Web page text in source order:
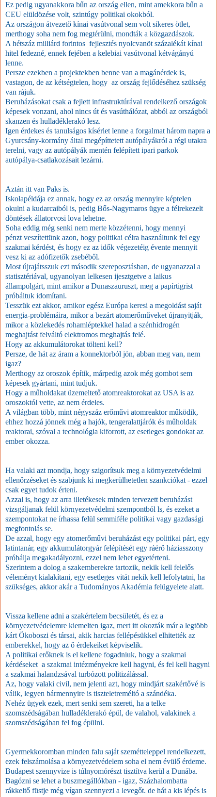
Ez pedig ugyanakkora bűn az ország ellen, mint amekkora bűn a
CEU elüldözése volt, szintúgy politikai okokból.
Az országon átvezető kínai vasútvonal sem volt sikeres ötlet,
merthogy soha nem fog megtérülni, mondták a közgazdászok.
A hétszáz milliárd forintos fejlesztés nyolcvanöt százalékát kínai
hitel fedezné, ennek fejében a kelebiai vasútvonal kétvágányú
lenne.
Persze ezekben a projektekben benne van a magánérdek is,
vastagon, de az kétségtelen, hogy az ország fejlődéséhez szükség
van rájuk.
Beruházásokat csak a fejlett infrastruktúrával rendelkező országok
képesek vonzani, ahol nincs út és vasúthálózat, abból az országból
skanzen és hulladéklerakó lesz.
Igen érdekes és tanulságos kísérlet lenne a forgalmat három napra a
Gyurcsány-kormány által megépíttetett autópályákról a régi utakra
terelni, vagy az autópályák mentén felépített ipari parkok
autópálya-csatlakozásait lezárni.
Aztán itt van Paks is.
Iskolapéldája ez annak, hogy ez az ország mennyire képtelen
okulni a kudarcaiból is, pedig Bős-Nagymaros ügye a félrekezelt
döntések állatorvosi lova lehetne.
Soha eddig még senki nem merte közzétenni, hogy mennyi
pénzt veszítettünk azon, hogy politikai célra használtunk fel egy
szakmai kérdést, és hogy ez az idők végezetéig évente mennyit
vesz ki az adófizetők zsebéből.
Most újrajátsszuk ezt második szereposztásban, de ugyanazzal a
statisztériával, ugyanolyan lelkesen ijesztgetve a laikus
állampolgárt, mint amikor a Dunaszauruszt, meg a papírtigrist
próbáltuk idomítani.
Tesszük ezt akkor, amikor egész Európa keresi a megoldást saját
energia-problémáira, mikor a bezárt atomerőműveket újranyitják,
mikor a közlekedés rohamléptekkel halad a szénhidrogén
meghajtást felváltó elektromos meghajtás felé.
Hogy az akkumulátorokat tölteni kell?
Persze, de hát az áram a konnektorból jön, abban meg van, nem
igaz?
Merthogy az oroszok építik, márpedig azok még gombot sem
képesek gyártani, mint tudjuk.
Hogy a műholdakat üzemeltető atomreaktorokat az USA is az
oroszoktól vette, az nem érdeles.
A világban több, mint négyszáz erőművi atomreaktor működik,
ehhez hozzá jönnek még a hajók, tengeralattjárók és műholdak
reaktorai, szóval a technológia kiforrott, az esetleges gondokat az
ember okozza.
Ha valaki azt mondja, hogy szigorítsuk meg a környezetvédelmi
ellenőrzéseket és szabjunk ki megkerülhetetlen szankciókat - ezzel
csak egyet tudok érteni.
Azzal is, hogy az arra illetékesek minden tervezett beruházást
vizsgáljanak felül környezetvédelmi szempontból ls, és ezeket a
szempontokat ne írhassa felül semmiféle politikai vagy gazdasági
megfontolás se.
De azzal, hogy egy atomerőművi beruházást egy politikai párt, egy
latintanár, egy akkumulátorgyár felépítését egy ráérő háziasszony
próbálja megakadályozni, ezzel nem lehet egyetérteni.
Szerintem a dolog a szakemberekre tartozik, nekik kell felelős
véleményt kialakítani, egy esetleges vitát nekik kell lefolytatni, ha
szükséges, akkor akár a Tudományos Akadémia felügyelete alatt.
Vissza kellene adni a szakértelem becsületét, és ez a
környezetvédelemre kiemelten igaz, mert itt okozták már a legtöbb
kárt Ökoboszi és társai, akik harcias fellépésükkel elhitették az
emberekkel, hogy az ő érdekeiket képviselik.
A politikai erőknek is el kellene fogadniuk, hogy a szakmai
kérdéseket a szakmai intézményekre kell hagyni, és fel kell hagyni
a szakmai halandzsával turbózott politizálással.
Az, hogy valaki civil, nem jelenti azt, hogy mindjárt szakértővé is
válik, legyen bármennyire is tiszteletreméltó a szándéka.
Nehéz ügyek ezek, mert senki sem szereti, ha a telke
szomszédságában hulladéklerakó épül, de valahol, valakinek a
szomszédságában fel fog épülni.
Gyermekkoromban minden falu saját szemétteleppel rendelkezett,
ezek felszámolása a környezetvédelem soha el nem évülő érdeme.
Budapest szennyvize is túlnyomórészt tisztítva kerül a Dunába.
Bagózni se lehet a buszmegállókban - igaz, Százhalombatta
rákkeltő füstje még vígan szennyezi a levegőt. de hát a kis lépés is